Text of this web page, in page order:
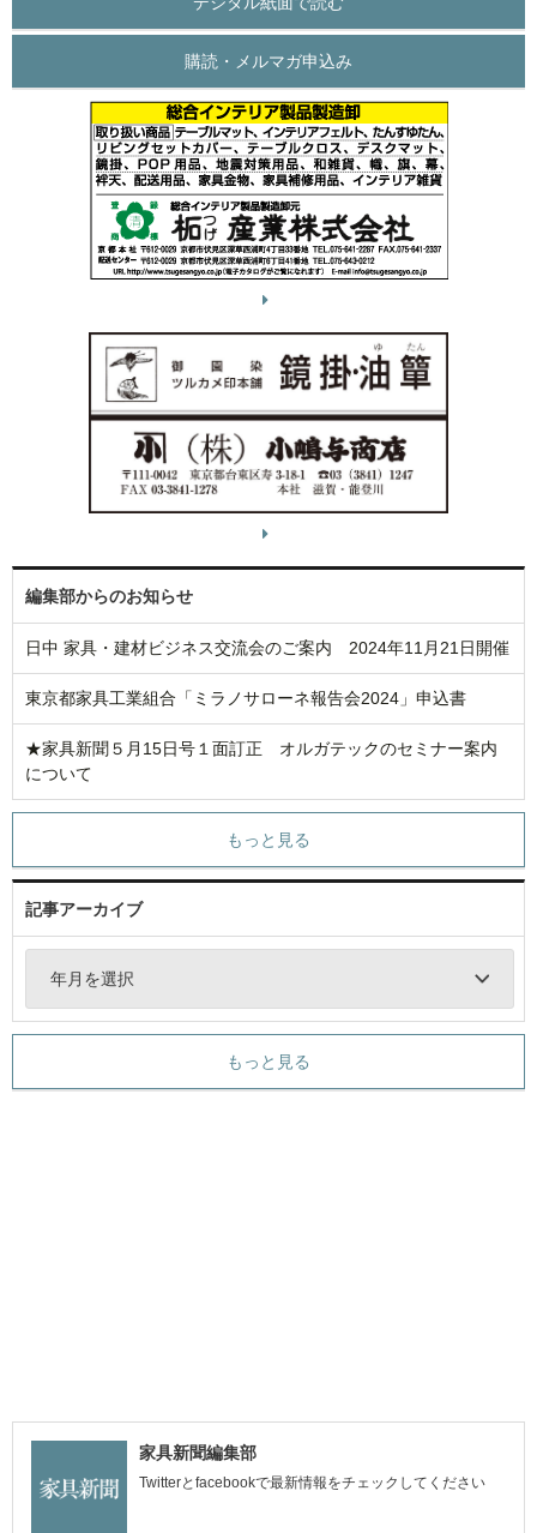
購読・メルマガ申込み
編集部からのお知らせ
日中 家具・建材ビジネス交流会のご案内 2024年11月21日開催
東京都家具工業組合「ミラノサローネ報告会2024」申込書
★家具新聞５月15日号１面訂正 オルガテックのセミナー案内
について
もっと見る
記事アーカイブ
年月を選択
もっと見る
家具新聞編集部
Twitterとfacebookで最新情報をチェックしてください